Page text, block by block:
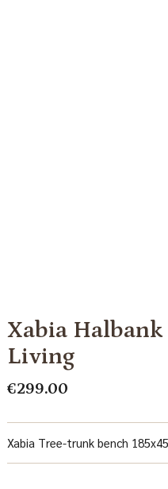
Xabia Halbank
Living
€299.00
Xabia Tree-trunk bench